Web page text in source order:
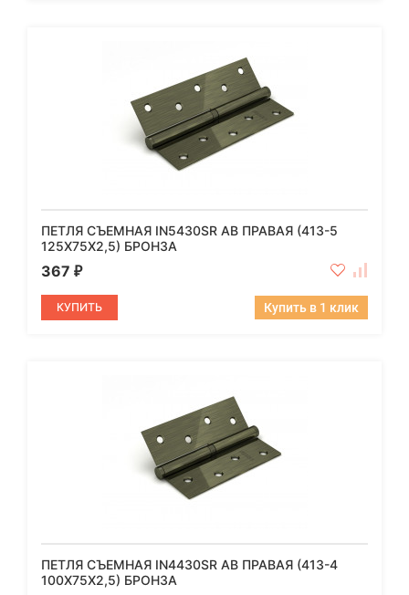
ПЕТЛЯ СЪЕМНАЯ IN5430SR AB ПРАВАЯ (413-5
125X75X2,5) БРОНЗА
367 ₽
КУПИТЬ Купить в 1 клик
ПЕТЛЯ СЪЕМНАЯ IN4430SR AB ПРАВАЯ (413-4
100X75X2,5) БРОНЗА